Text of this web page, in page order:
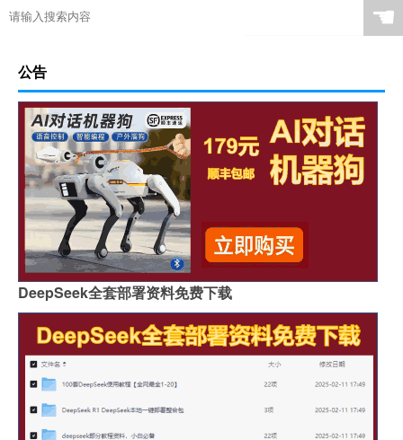
☚
公告
DeepSeek全套部署资料免费下载